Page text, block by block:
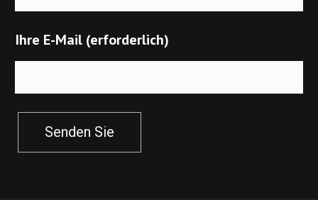
Ihre E-Mail (erforderlich)
Senden Sie